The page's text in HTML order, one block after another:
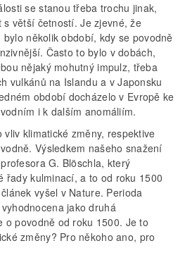
se stanou třeba trochu jinak,
větší četností. Je zjevné, že
několik období, kdy se povodně
Často to bylo v dobách,
nějaký mohutný impulz, třeba
vulkánů na Islandu a v Japonsku
období docházelo v Evropě ke
i k dalším anomáliím.
klimatické změny, respektive
Výsledkem našeho snažení
G. Blöschla, který
řady kulminací, a to od roku 1500
vyšel v Nature. Perioda
jako druhá
o povodně od roku 1500. Je to
změny? Pro někoho ano, pro